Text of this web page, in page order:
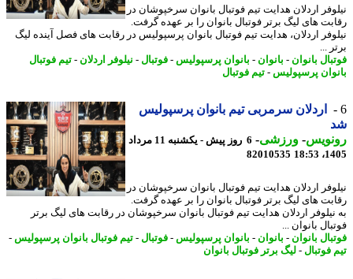
اردلان هدایت تیم فوتبال بانوان سرخپوشان در
های لیگ برتر فوتبال بانوان را بر عهده گرفت.
اردلان، هدایت تیم فوتبال بانوان پرسپولیس در رقابت های فصل آینده لیگ
...
بانوان- بانوان- بانوان پرسپولیس-فوتبال-نیلوفر اردلان -تیم فوتبال
پرسپولیس-تیم فوتبال
اردلان سرمربی تیم بانوان پرسپولیس
-ورزشی-
6 روز پیش - یکشنبه 11 مرداد
82010535
اردلان هدایت تیم فوتبال بانوان سرخپوشان در
های لیگ برتر فوتبال بانوان را بر عهده گرفت.
اردلان هدایت تیم فوتبال بانوان سرخپوشان در رقابت های لیگ برتر
بانوان ...
بانوان- بانوان- بانوان پرسپولیس-فوتبال-تیم فوتبال بانوان پرسپولیس-
فوتبال-لیگ برتر فوتبال بانوان